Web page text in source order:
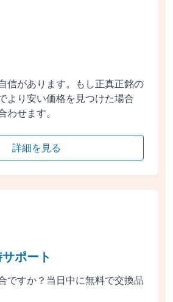
信があります。もし正真正銘の
より安い価格を見つけた場合
わせます。
詳細を見る
ポート
ですか？当日中に無料で交換品